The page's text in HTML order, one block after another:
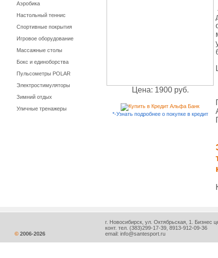
Аэробика
Настольный теннис
Спортивные покрытия
Игровое оборудование
Массажные столы
Бокс и единоборства
Пульсометры POLAR
Электростимуляторы
Зимний отдых
Уличные тренажеры
Цена: 1900 руб.
*-Узнать подробнее о покупке в кредит
© 2006-2026
г. Новосибирск, ул. Октябрьская, 1. Бизнес
конт. тел. (383)299-17-39 , 8913-912-09-36
email: info@santesport.ru